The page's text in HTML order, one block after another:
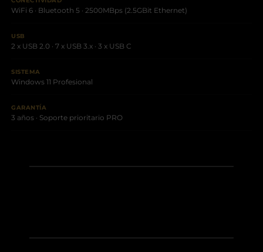
WiFi 6 · Bluetooth 5 · 2500MBps (2.5GBit Ethernet)
USB
2 x USB 2.0 · 7 x USB 3.x · 3 x USB C
SISTEMA
Windows 11 Profesional
GARANTÍA
3 años · Soporte prioritario PRO